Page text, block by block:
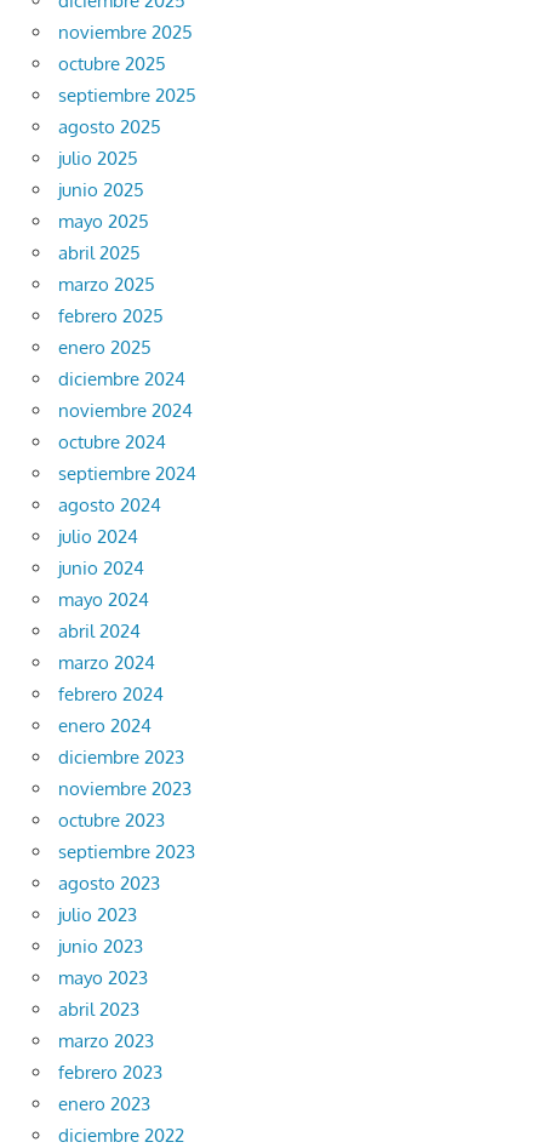
noviembre 2025
octubre 2025
septiembre 2025
agosto 2025
julio 2025
junio 2025
mayo 2025
abril 2025
marzo 2025
febrero 2025
enero 2025
diciembre 2024
noviembre 2024
octubre 2024
septiembre 2024
agosto 2024
julio 2024
junio 2024
mayo 2024
abril 2024
marzo 2024
febrero 2024
enero 2024
diciembre 2023
noviembre 2023
octubre 2023
septiembre 2023
agosto 2023
julio 2023
junio 2023
mayo 2023
abril 2023
marzo 2023
febrero 2023
enero 2023
diciembre 2022